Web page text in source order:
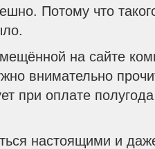
Потому что
на сайте
внимательно
при оплате
настоящими и